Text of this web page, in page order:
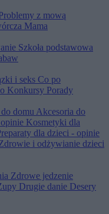
z mową
Mama
Szkoła podstawowa
i seks Co po
Konkursy Porady
domu Akcesoria do
Kosmetyki dla
dla dzieci - opinie
i odżywianie dzieci
Zdrowe jedzenie
Drugie danie Desery